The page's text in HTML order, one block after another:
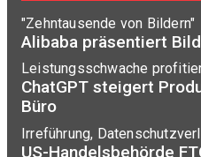
"Zehntausende von Bildern"
Alibaba präsentiert
Leistungsschwache
ChatGPT steigert
Büro
Irreführung,
US-Handelsbehörde